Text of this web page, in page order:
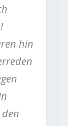
hin